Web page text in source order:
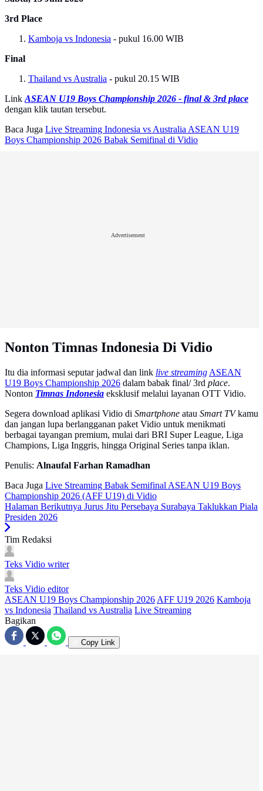
3rd Place
Kamboja vs Indonesia - pukul 16.00 WIB
Final
Thailand vs Australia - pukul 20.15 WIB
Link ASEAN U19 Boys Championship 2026 - final & 3rd place
dengan klik tautan tersebut.
Baca Juga Live Streaming Indonesia vs Australia ASEAN U19
Boys Championship 2026 Babak Semifinal di Vidio
Advertisement
Nonton Timnas Indonesia Di Vidio
Itu dia informasi seputar jadwal dan link live streaming ASEAN
U19 Boys Championship 2026 dalam babak final/ 3rd place.
Nonton Timnas Indonesia eksklusif melalui layanan OTT Vidio.
Segera download aplikasi Vidio di Smartphone atau Smart TVkamu
dan jangan lupa berlangganan paket Vidio untuk menikmati
berbagai tayangan premium, mulai dari BRI Super League, Liga
Champions, Liga Inggris, hingga Original Series tanpa iklan.
Penulis: Alnaufal Farhan Ramadhan
Baca Juga Live Streaming Babak Semifinal ASEAN U19 Boys
Championship 2026 (AFF U19) di Vidio
Halaman Berikutnya Jurus Jitu Persebaya Surabaya Taklukkan Piala
Presiden 2026
Tim Redaksi
Teks Vidio writer
Teks Vidio editor
ASEAN U19 Boys Championship 2026 AFF U19 2026 Kamboja
vs Indonesia Thailand vs Australia Live Streaming
Bagikan
Copy Link